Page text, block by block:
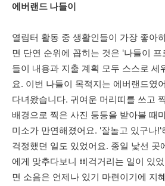
에버랜드 나들이
열림터 활동 중 생활인들이 가장 좋아
면 단연 순위에 꼽히는 것은 '나들이
들이 내용과 지출 계획 모두 스스로 세
요. 이번 나들이 목적지는 에버랜드였
다녀왔습니다. 귀여운 머리띠를 쓰고
배경으로 찍은 사진 등등을 받아볼 때
미소가 만연해졌어요. '잘놀고 있구나
걱정했던 일도 있었어요. 종일 낯선 곳
에게 맞추다보니 삐걱거리는 일이 있
면 소음은 언제나 있기 마련이기에 지